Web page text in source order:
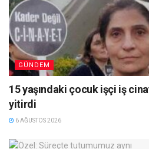
GÜNDEM
15 yaşındaki çocuk işçi iş
yitirdi
6 AĞUSTOS 2026